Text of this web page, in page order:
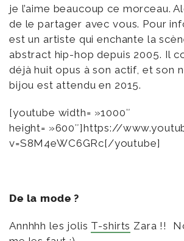
je l’aime beaucoup ce morceau.
de le partager avec vous. Pour
est un artiste qui enchante la
abstract hip-hop depuis 2005. Il
déjà huit opus à son actif, et son
bijou est attendu en 2015.
[youtube width= »1000″
height= »600″]https://
v=S8M4eWC6GRc[/youtube]
De la mode ?
Annhhh les jolis T-shirts Zara !!